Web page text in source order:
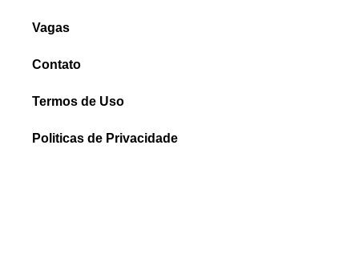
Vagas
Contato
Termos de Uso
Politicas de Privacidade